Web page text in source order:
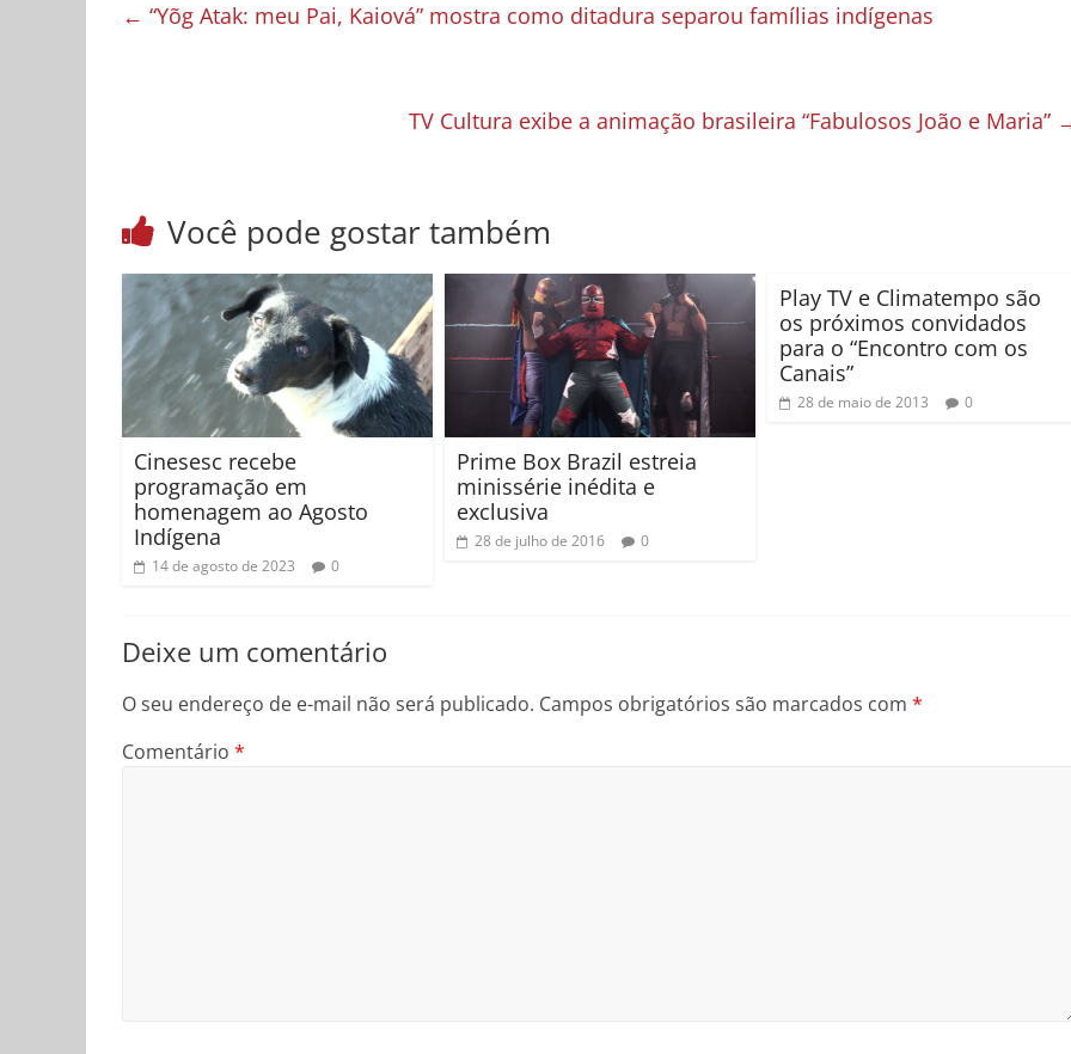
← “Yõg Atak: meu Pai, Kaiová” mostra como ditadura separou famílias indígenas
TV Cultura exibe a animação brasileira “Fabulosos João e Maria”
Você pode gostar também
Cinesesc recebe
programação em
homenagem ao Agosto
Indígena
14 de agosto de 2023 0
Prime Box Brazil estreia
minissérie inédita e
exclusiva
28 de julho de 2016 0
Play TV e Climatempo são
os próximos convidados
para o “Encontro com os
Canais”
28 de maio de 2013 0
Deixe um comentário
O seu endereço de e-mail não será publicado. Campos obrigatórios são marcados com *
Comentário *